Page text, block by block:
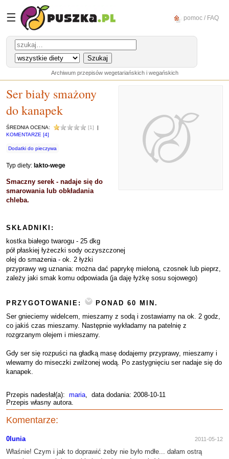
☰ pomoc / FAQ
Archiwum przepisów wegetariańskich i wegańskich
Ser biały smażony
do kanapek
ŚREDNIA OCENA: [1]
|
KOMENTARZE [4]
Dodatki do pieczywa
Typ diety: lakto-wege
Smaczny serek - nadaje się do
smarowania lub obkładania
chleba.
SKŁADNIKI:
kostka białego twarogu - 25 dkg
pół płaskiej łyżeczki sody oczyszczonej
olej do smażenia - ok. 2 łyżki
przyprawy wg uznania: można dać paprykę mieloną, czosnek lub pieprz,
zależy jaki smak komu odpowiada (ja daję łyżkę sosu sojowego)
PRZYGOTOWANIE:
PONAD 60 MIN.
Ser gnieciemy widelcem, mieszamy z sodą i zostawiamy na ok. 2 godz,
co jakiś czas mieszamy. Następnie wykładamy na patelnię z
rozgrzanym olejem i mieszamy.
Gdy ser się rozpuści na gładką masę dodajemy przyprawy, mieszamy i
wlewamy do miseczki zwilżonej wodą. Po zastygnięciu ser nadaje się do
kanapek.
Przepis nadesłał(a): maria, data dodania: 2008-10-11
Przepis własny autora.
Komentarze:
0lunia 2011-05-12
Właśnie! Czym i jak to doprawić żeby nie było mdłe... dałam ostrą